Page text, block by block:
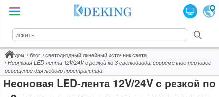
дом блог
светодиодный линейный источник света
Неоновая LED-лента 12V/24V с резкой по 3 светодиода: современное неоновое
освещение для любого пространства
Неоновая LED-лента 12V/24V с резкой по